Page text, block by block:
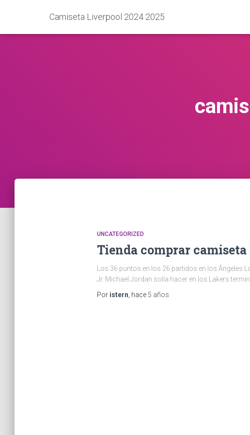
Camiseta Liverpool 2024 2025
UNCATEGORIZED
Tienda comprar
Los 36 puntos en los 26 partidos en los Ángeles
Jr. Michael Jordan solía hacer en los Lakers
Por istern , hace 5 años